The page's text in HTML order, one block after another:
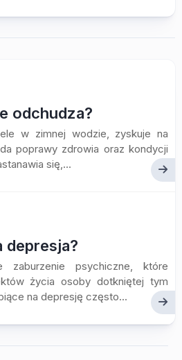
odchudza?
w zimnej wodzie, zyskuje na
poprawy zdrowia oraz kondycji
się,...
depresja?
zaburzenie psychiczne, które
życia osoby dotkniętej tym
na depresję często...